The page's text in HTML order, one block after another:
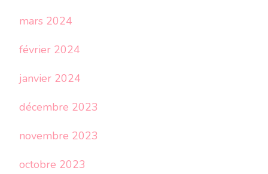
mars 2024
février 2024
janvier 2024
décembre 2023
novembre 2023
octobre 2023